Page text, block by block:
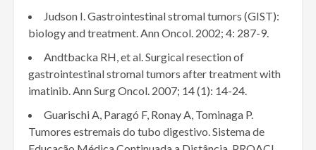
Judson I. Gastrointestinal stromal tumors (GIST):
biology and treatment. Ann Oncol. 2002; 4: 287-9.
Andtbacka RH, et al. Surgical resection of
gastrointestinal stromal tumors after treatment with
imatinib. Ann Surg Oncol. 2007; 14 (1): 14-24.
Guarischi A, Paragó F, Ronay A, Tominaga P.
Tumores estremais do tubo digestivo. Sistema de